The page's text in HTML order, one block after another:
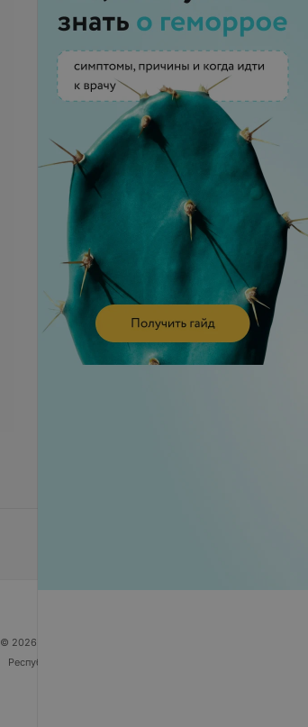
© 2026 ООО «Артокс Лаб», УНП 191700409
Республика Беларусь, г. Минск, улица Толбухина, 2,